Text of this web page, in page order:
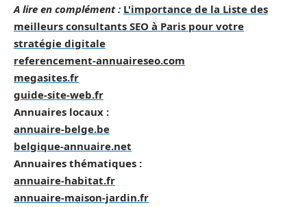
A lire en complément : L'importance de la Liste des
meilleurs consultants SEO à Paris pour votre
stratégie digitale
referencement-annuaireseo.com
megasites.fr
guide-site-web.fr
Annuaires locaux :
annuaire-belge.be
belgique-annuaire.net
Annuaires thématiques :
annuaire-habitat.fr
annuaire-maison-jardin.fr